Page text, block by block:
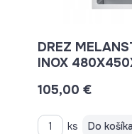
DREZ
INOX
105,00 €
ks Do košíka